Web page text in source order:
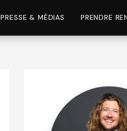
PRESSE & MÉDIAS PRENDRE